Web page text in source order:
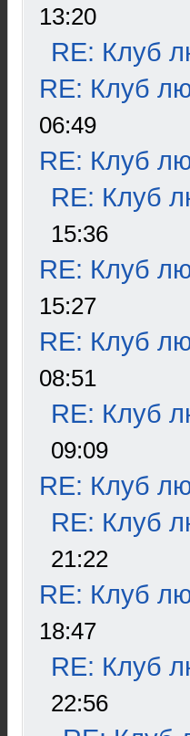
13:20
RE: Клуб
RE: Клуб
06:49
RE: Клуб
RE: Клуб
15:36
RE: Клуб
15:27
RE: Клуб
08:51
RE: Клуб
09:09
RE: Клуб
RE: Клуб
21:22
RE: Клуб
18:47
RE: Клуб
22:56